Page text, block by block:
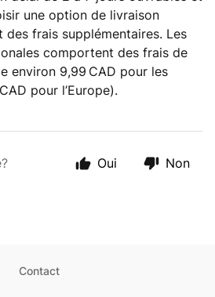
une option de livraison
des frais supplémentaires. Les
comportent des frais de
environ 9,99 CAD pour les
pour l’Europe).
Oui Non
Contact